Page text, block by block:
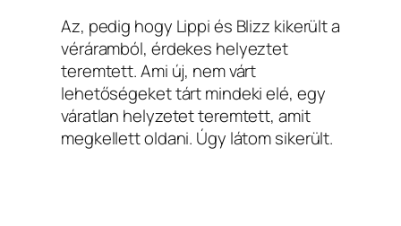
Az, pedig hogy Lippi és Blizz kikerült a
véráramból, érdekes helyeztet
teremtett. Ami új, nem várt
lehetőségeket tárt mindeki elé, egy
váratlan helyzetet teremtett, amit
megkellett oldani. Úgy látom sikerült.